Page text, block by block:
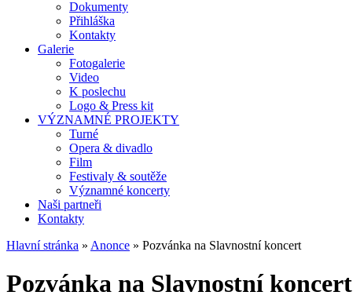
Dokumenty
Přihláška
Kontakty
Galerie
Fotogalerie
Video
K poslechu
Logo & Press kit
VÝZNAMNÉ PROJEKTY
Turné
Opera & divadlo
Film
Festivaly & soutěže
Významné koncerty
Naši partneři
Kontakty
Hlavní stránka » Anonce » Pozvánka na Slavnostní koncert
Pozvánka na Slavnostní koncert